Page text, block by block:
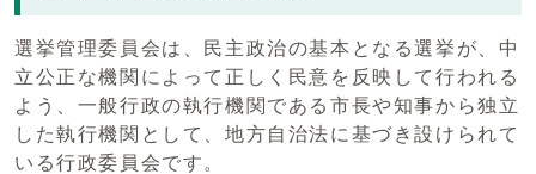
選挙管理委員会は、民主政治の基本となる選挙が、中
立公正な機関によって正しく民意を反映して行われる
よう、一般行政の執行機関である市長や知事から独立
した執行機関として、地方自治法に基づき設けられて
いる行政委員会です。